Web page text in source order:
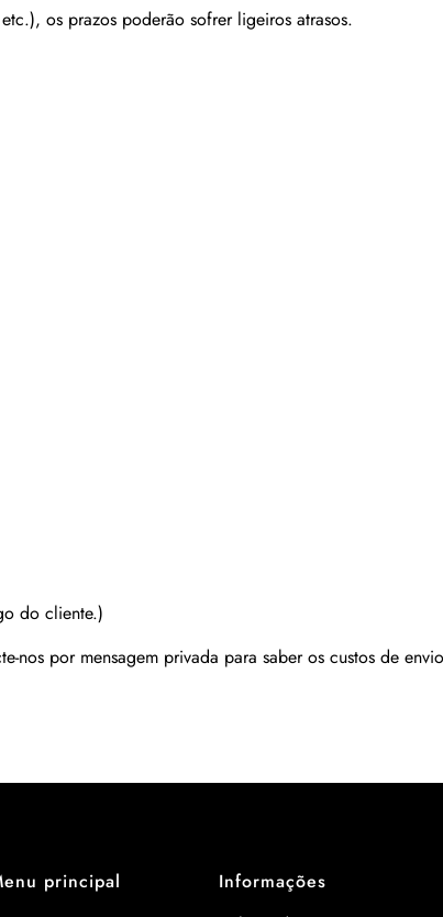
os prazos poderão sofrer ligeiros atrasos.
do cliente.)
nos por mensagem privada para saber os custos de
principal
Informações